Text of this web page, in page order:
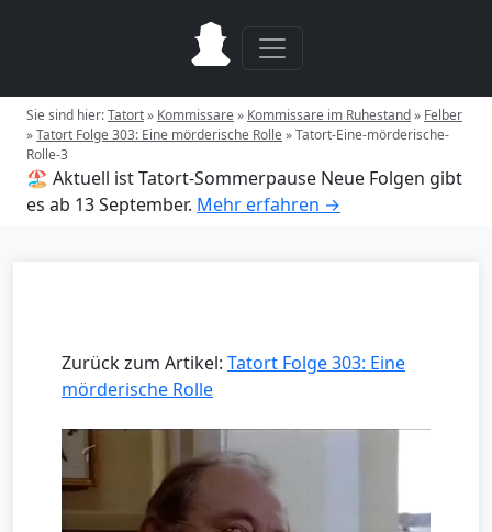
Sie sind hier:Tatort» Kommissare» Kommissare im Ruhestand» Felber
»Tatort Folge 303: Eine mörderische Rolle»Tatort-Eine-mörderische-
Rolle-3
🏖️ Aktuell ist Tatort-Sommerpause Neue Folgen gibt
es ab 13 September. Mehr erfahren →
Zurück zum Artikel: Tatort Folge 303: Eine
mörderische Rolle